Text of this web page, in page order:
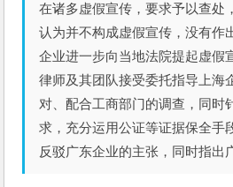
在诸多虚假宣传，要求予以查处
认为并不构成虚假宣传，没有作
企业进一步向当地法院提起虚假
律师及其团队接受委托指导上海
对、配合工商部门的调查，同时
求，充分运用公证等证据保全手
反驳广东企业的主张，同时指出